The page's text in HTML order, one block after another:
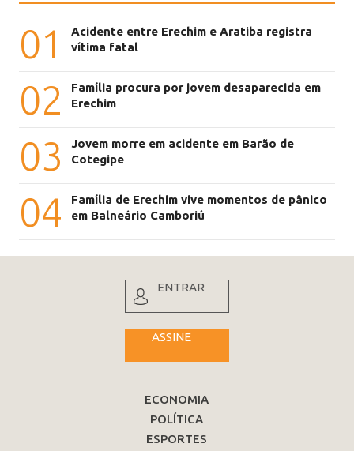
01
Acidente entre Erechim e Aratiba registra
vítima fatal
02
Família procura por jovem desaparecida em
Erechim
03
Jovem morre em acidente em Barão de
Cotegipe
04
Família de Erechim vive momentos de pânico
em Balneário Camboriú
ENTRAR
ASSINE
ECONOMIA
POLÍTICA
ESPORTES